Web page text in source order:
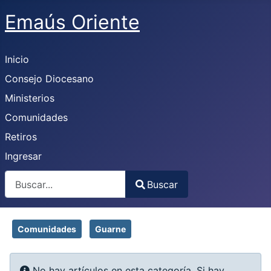
Emaús Oriente
Inicio
Consejo Diocesano
Ministerios
Comunidades
Retiros
Ingresar
Type 2 or more characters for results.
Buscar
Comunidades Guarne